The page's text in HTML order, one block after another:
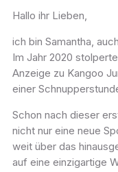
Hallo ihr Lieben,
ich bin Samantha,
Im Jahr 2020
Anzeige zu Kangoo
einer
Schon nach dieser
nicht nur eine neue
weit über das
auf eine einzigartige